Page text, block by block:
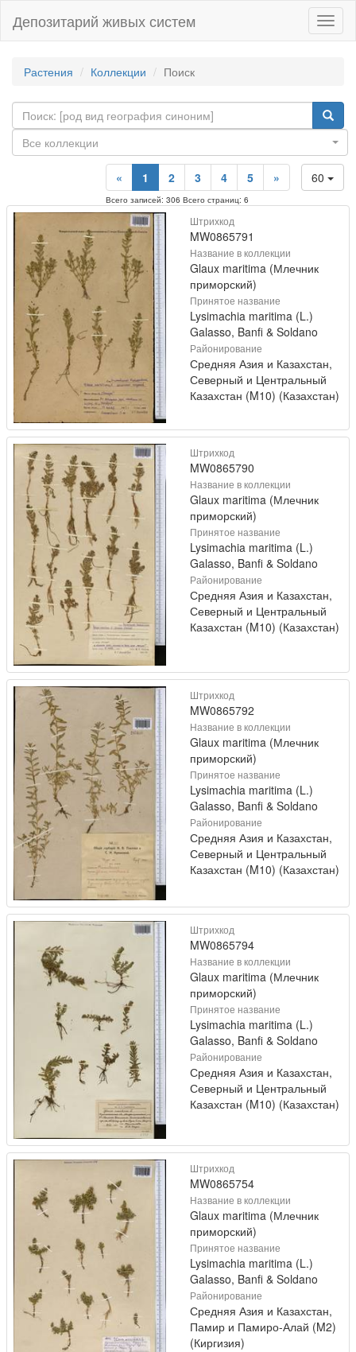
Депозитарий живых систем
Растения Коллекции Поиск
Все коллекции
60
« 1 2 3 4 5 »
Всего записей: 306 Всего страниц: 6
Штрихкод
MW0865791
Название в коллекции
Glaux maritima (Млечник
приморский)
Принятое название
Lysimachia maritima (L.)
Galasso, Banfi & Soldano
Районирование
Средняя Азия и Казахстан,
Северный и Центральный
Казахстан (M10) (Казахстан)
Штрихкод
MW0865790
Название в коллекции
Glaux maritima (Млечник
приморский)
Принятое название
Lysimachia maritima (L.)
Galasso, Banfi & Soldano
Районирование
Средняя Азия и Казахстан,
Северный и Центральный
Казахстан (M10) (Казахстан)
Штрихкод
MW0865792
Название в коллекции
Glaux maritima (Млечник
приморский)
Принятое название
Lysimachia maritima (L.)
Galasso, Banfi & Soldano
Районирование
Средняя Азия и Казахстан,
Северный и Центральный
Казахстан (M10) (Казахстан)
Штрихкод
MW0865794
Название в коллекции
Glaux maritima (Млечник
приморский)
Принятое название
Lysimachia maritima (L.)
Galasso, Banfi & Soldano
Районирование
Средняя Азия и Казахстан,
Северный и Центральный
Казахстан (M10) (Казахстан)
Штрихкод
MW0865754
Название в коллекции
Glaux maritima (Млечник
приморский)
Принятое название
Lysimachia maritima (L.)
Galasso, Banfi & Soldano
Районирование
Средняя Азия и Казахстан,
Памир и Памиро-Алай (M2)
(Киргизия)